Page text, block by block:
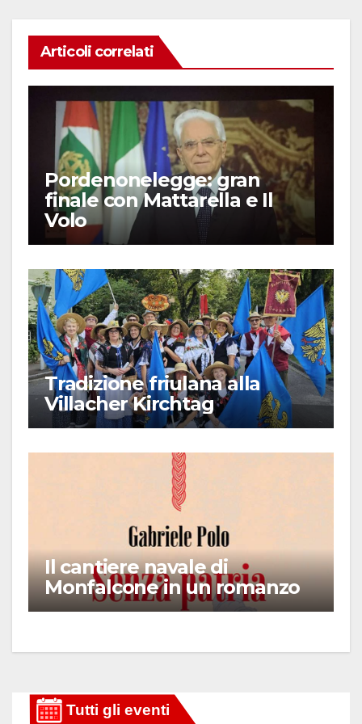
Articoli correlati
Pordenonelegge: gran
finale con Mattarella e Il
Volo
Tradizione friulana alla
Villacher Kirchtag
Il cantiere navale di
Monfalcone in un romanzo